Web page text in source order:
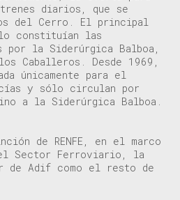
diarios, que se
del Cerro. El principal
constituían las
por la Siderúrgica Balboa,
Caballeros. Desde 1969,
únicamente para el
y sólo circulan por
a la Siderúrgica Balboa.
de RENFE, en el marco
Sector Ferroviario, la
de Adif como el resto de